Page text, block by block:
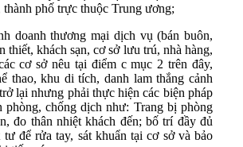
phố trực thuộc Trung ương;
doanh thương mại dịch vụ (bán buôn,
thiết, khách sạn, cơ sở lưu trú, nhà hàng,
cơ sở nêu tại điểm c mục 2 trên đây,
thao, khu di tích, danh lam thắng cảnh
lại nhưng phải thực hiện các biện pháp
phòng, chống dịch như: Trang bị phòng
đo thân nhiệt khách đến; bố trí đầy đủ
để rửa tay, sát khuẩn tại cơ sở và bảo